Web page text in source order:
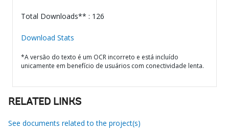
Total Downloads** : 126
Download Stats
*A versão do texto é um OCR incorreto e está incluído
unicamente em benefício de usuários com conectividade lenta.
RELATED LINKS
See documents related to the project(s)